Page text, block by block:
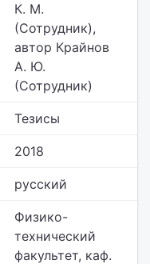
К. М.
(Сотрудник),
автор Крайнов
А. Ю.
(Сотрудник)
Тезисы
2018
русский
Физико-
технический
факультет, каф.